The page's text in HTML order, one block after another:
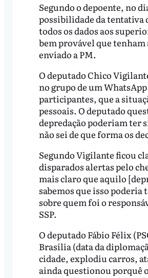
Segundo o depoente, no
possibilidade da tentativa
todos os dados aos
bem provável que
enviado a PM.
O deputado Chico
no grupo de um
participantes, que a
pessoais. O deputado
depredação poderiam ter
não sei de que forma os
Segundo Vigilante ficou
disparados alertas pelo
mais claro que aquilo
sabemos que isso
sobre quem foi o
SSP.
O deputado Fábio Félix
Brasília (data da
cidade, explodiu carros,
ainda questionou porquê